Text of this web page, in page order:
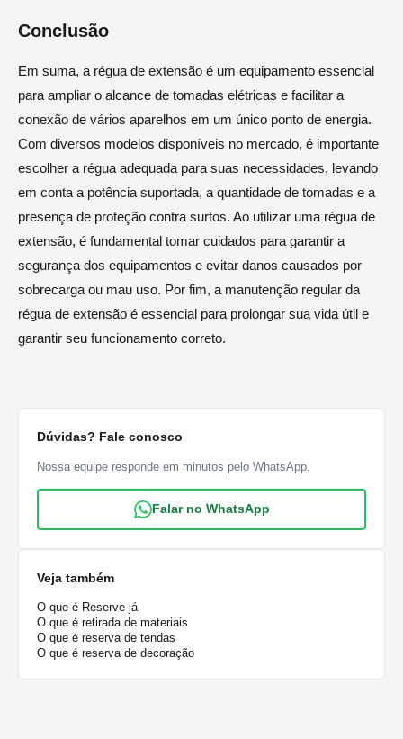
Conclusão
Em suma, a régua de extensão é um equipamento essencial
para ampliar o alcance de tomadas elétricas e facilitar a
conexão de vários aparelhos em um único ponto de energia.
Com diversos modelos disponíveis no mercado, é importante
escolher a régua adequada para suas necessidades, levando
em conta a potência suportada, a quantidade de tomadas e a
presença de proteção contra surtos. Ao utilizar uma régua de
extensão, é fundamental tomar cuidados para garantir a
segurança dos equipamentos e evitar danos causados por
sobrecarga ou mau uso. Por fim, a manutenção regular da
régua de extensão é essencial para prolongar sua vida útil e
garantir seu funcionamento correto.
Dúvidas? Fale conosco
Nossa equipe responde em minutos pelo WhatsApp.
Falar no WhatsApp
Veja também
O que é Reserve já
O que é retirada de materiais
O que é reserva de tendas
O que é reserva de decoração